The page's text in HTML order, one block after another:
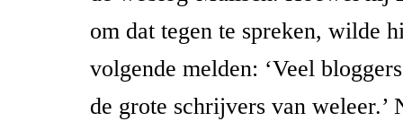
om dat tegen te spreken, wilde
volgende melden: ‘Veel
de grote schrijvers van weleer.’